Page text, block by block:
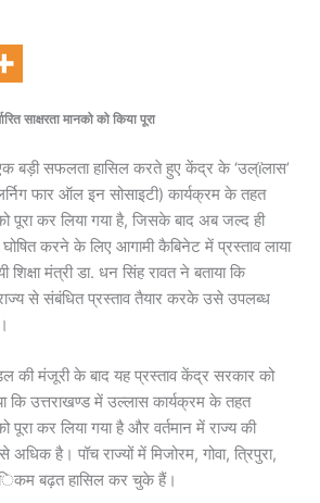
साक्षरता मानको को किया पूरा
बड़ी सफलता हासिल करते हुए केंद्र के ‘उल्ïलास’
फार ऑल इन सोसाइटी) कार्यक्रम के तहत
को पूरा कर लिया गया है, जिसके बाद अब जल्द ही
घोषित करने के लिए आगामी कैबिनेट में प्रस्ताव लाया
शिक्षा मंत्री डा. धन सिंह रावत ने बताया कि
राज्य से संबंधित प्रस्ताव तैयार करके उसे उपलब्ध
की मंजूरी के बाद यह प्रस्ताव केंद्र सरकार को
कि उत्तराखण्ड में उल्लास कार्यक्रम के तहत
को पूरा कर लिया गया है और वर्तमान में राज्य की
अधिक है। पॉच राज्यों में मिजोरम, गोवा, त्रिपुरा,
बढ़त हासिल कर चुके हैं।